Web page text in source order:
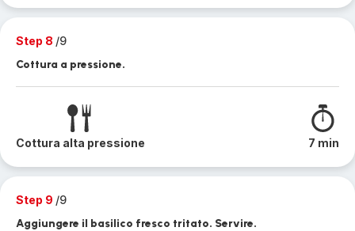
Step 8 /9
Cottura a pressione.
Cottura alta pressione 7 min
Step 9 /9
Aggiungere il basilico fresco tritato. Servire.